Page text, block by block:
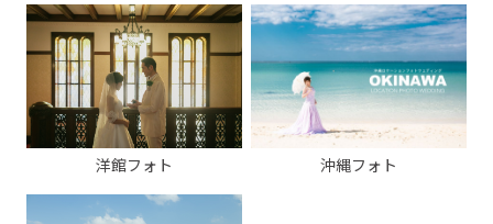
洋館フォト 沖縄フォト